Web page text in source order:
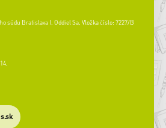
súdu Bratislava I, Oddiel Sa, Vložka číslo: 7227/B